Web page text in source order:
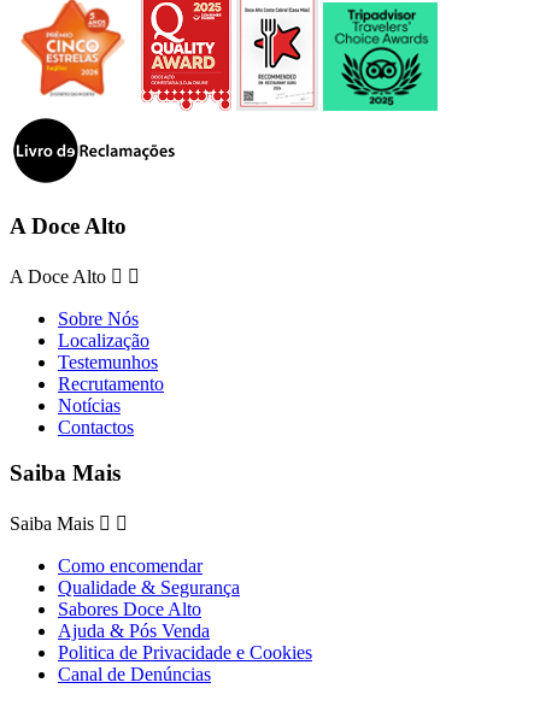
A Doce Alto
A Doce Alto  
Sobre Nós
Localização
Testemunhos
Recrutamento
Notícias
Contactos
Saiba Mais
Saiba Mais  
Como encomendar
Qualidade & Segurança
Sabores Doce Alto
Ajuda & Pós Venda
Politica de Privacidade e Cookies
Canal de Denúncias